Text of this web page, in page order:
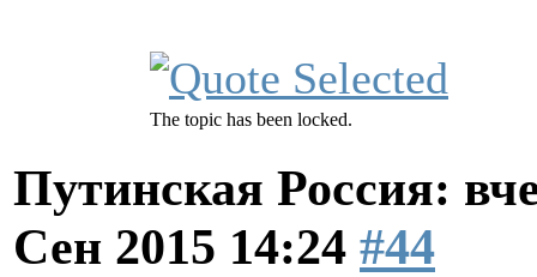
The topic has been locked.
Путинская Россия:
Сен 2015 14:24 #44